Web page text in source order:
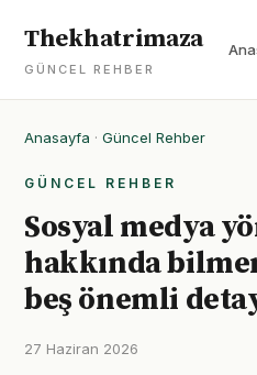
Thekhatrimaza
GÜNCEL REHBER
Anasayfa · Güncel Rehber
GÜNCEL REHBER
Sosyal medya
hakkında
beş önemli
27 Haziran 2026